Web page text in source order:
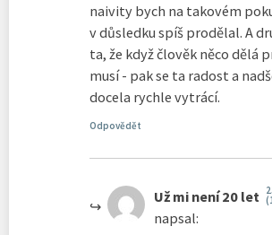
naivity bych na takovém
v důsledku spíš prodělal. A
ta, že když člověk něco dělá
musí - pak se ta radost a
docela rychle vytrácí.
Odpovědět
Už mi není 20 let
napsal: